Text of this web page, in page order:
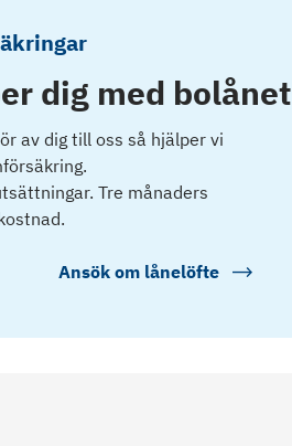
dig med bolånet
av dig till oss så hjälper vi
Tre månaders
Ansök om lånelöfte